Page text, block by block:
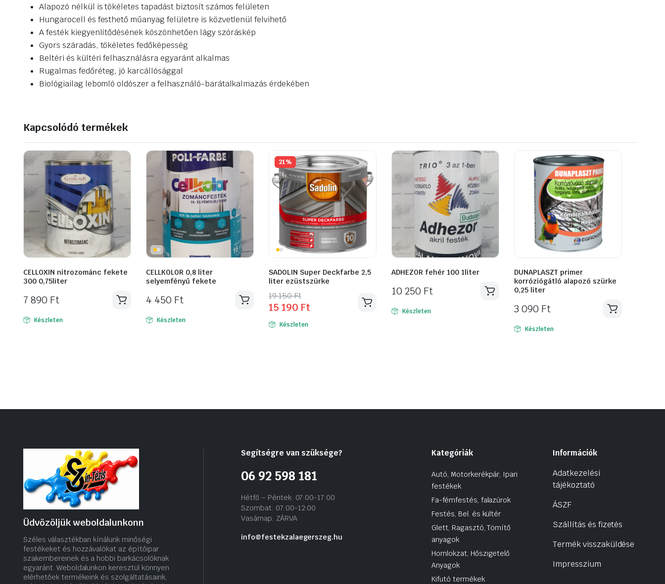
Alapozó nélkül is tökéletes tapadást biztosít számos felületen
Hungarocell és festhető műanyag felületre is közvetlenül felvihető
A festék kiegyenlítődésének köszönhetően lágy szóráskép
Gyors száradás, tökéletes fedőképesség
Beltéri és kültéri felhasználásra egyaránt alkalmas
Rugalmas fedőréteg, jó karcállósággal
Biológiailag lebomló oldószer a felhasználó-barátalkalmazás érdekében
Kapcsolódó termékek
CELLOXIN nitrozománc fekete
300 0,75liter
7 890 Ft
Készleten
CELLKOLOR 0,8 liter
selyemfényű fekete
4 450 Ft
Készleten
21%
SADOLIN Super Deckfarbe 2,5
liter ezüstszürke
19 150Ft
Original
price
was:
15 190 Ft
Current
price
is: Készleten
ADHEZOR fehér 100 1liter
10 250 Ft
Készleten
DUNAPLASZT primer
korróziógátló alapozó szürke
0,25 liter
3 090 Ft
Készleten
Üdvözöljük weboldalunkonn
Széles választékban kínálunk minőségi
festékeket és hozzávalókat az építőipar
szakembereinek és a hobbi barkácsolóknak
egyaránt. Weboldalunkon keresztül könnyen
elérhetőek termékeink és szolgáltatásaink,
Segítségre van szüksége?
06 92 598 181
Hétfő – Péntek: 07:00-17:00
Szombat: 07:00-12:00
Vasárnap: ZÁRVA
info@festekzalaegerszeg.hu
Kategóriák
Autó, Motorkerékpár, Ipari
festékek
Fa-fémfestés, falazúrok
Festés, Bel. és kültér
Glett, Ragasztó, Tömítő
anyagok
Homlokzat, Hőszigetelő
Anyagok
Kifutó termékek
Információk
Adatkezelési
tájékoztató
ÁSZF
Szállítás és fizetés
Termék visszaküldése
Impresszium